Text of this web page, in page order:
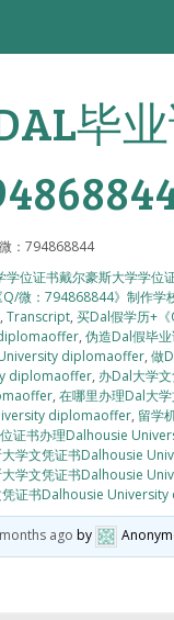
毕
：794868844
位证书戴尔豪斯大学学
微：794868844》制作学
,Transcript,买Dal假学历+
,伪造Dal假毕
University diplomaoffer,做
diplomaoffer, 办Dal大学
,在哪里办理Dal大
diplomaoffer, 留学
位证书办理Dalhousie
大学文凭证书Dalhousie
大学文凭证书Dalhousie
凭证书Dalhousie
ago by